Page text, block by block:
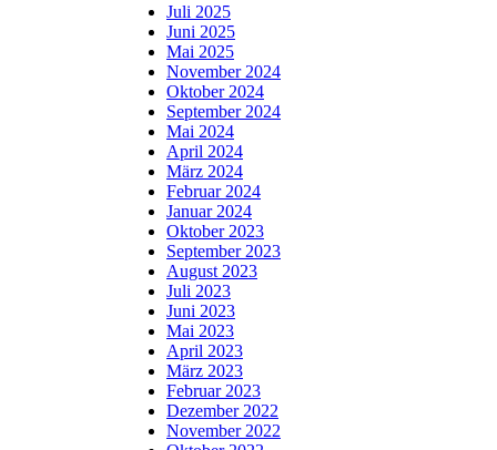
Juli 2025
Juni 2025
Mai 2025
November 2024
Oktober 2024
September 2024
Mai 2024
April 2024
März 2024
Februar 2024
Januar 2024
Oktober 2023
September 2023
August 2023
Juli 2023
Juni 2023
Mai 2023
April 2023
März 2023
Februar 2023
Dezember 2022
November 2022